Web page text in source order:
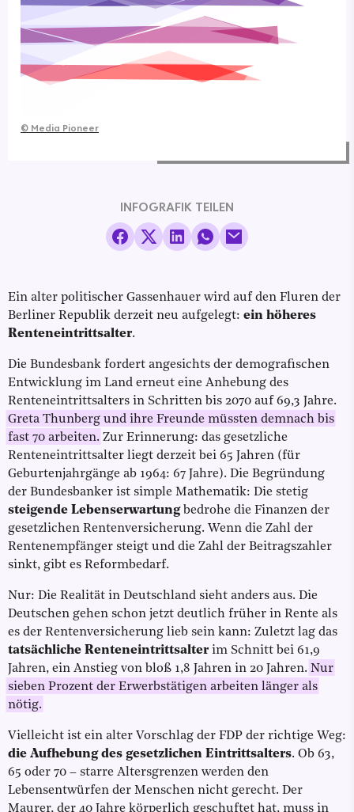
© Media Pioneer
INFOGRAFIK TEILEN
Ein alter politischer Gassenhauer wird auf den Fluren der
Berliner Republik derzeit neu aufgelegt: ein höheres
Renteneintrittsalter.
Die Bundesbank fordert angesichts der demografischen
Entwicklung im Land erneut eine Anhebung des
Renteneintrittsalters in Schritten bis 2070 auf 69,3 Jahre.
Greta Thunberg und ihre Freunde müssten demnach bis
fast 70 arbeiten. Zur Erinnerung: das gesetzliche
Renteneintrittsalter liegt derzeit bei 65 Jahren (für
Geburtenjahrgänge ab 1964: 67 Jahre). Die Begründung
der Bundesbanker ist simple Mathematik: Die stetig
steigende Lebenserwartungbedrohe die Finanzen der
gesetzlichen Rentenversicherung. Wenn die Zahl der
Rentenempfänger steigt und die Zahl der Beitragszahler
sinkt, gibt es Reformbedarf.
Nur: Die Realität in Deutschland sieht anders aus. Die
Deutschen gehen schon jetzt deutlich früher in Rente als
es der Rentenversicherung lieb sein kann: Zuletzt lag das
tatsächliche Renteneintrittsalterim Schnitt bei 61,9
Jahren, ein Anstieg von bloß 1,8 Jahren in 20 Jahren. Nur
sieben Prozent der Erwerbstätigen arbeiten länger als
nötig.
Vielleicht ist ein alter Vorschlag der FDP der richtige Weg:
die Aufhebung des gesetzlichen Eintrittsalters. Ob 63,
65 oder 70 – starre Altersgrenzen werden den
Lebensentwürfen der Menschen nicht gerecht. Der
Maurer, der 40 Jahre körperlich geschuftet hat, muss in